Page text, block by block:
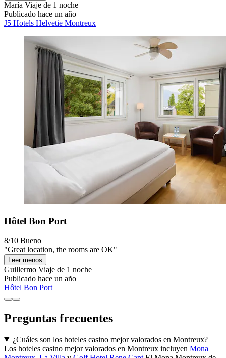
María Viaje de 1 noche
Publicado hace un año
J5 Hotels Helvetie Montreux
Hôtel Bon Port
8/10 Bueno
"Great location, the rooms are OK"
Leer menos
Guillermo Viaje de 1 noche
Publicado hace un año
Hôtel Bon Port
Preguntas frecuentes
¿Cuáles son los hoteles casino mejor valorados en Montreux?
Los hoteles casino mejor valorados en Montreux incluyen Mona